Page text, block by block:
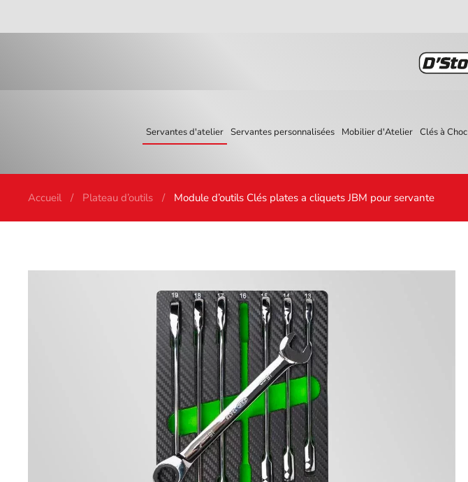
Servantes d'atelier Servantes personnalisées Mobilier d'Atelier Clés à Choc
Accueil Plateau d’outils Module d’outils Clés plates a cliquets JBM pour servante